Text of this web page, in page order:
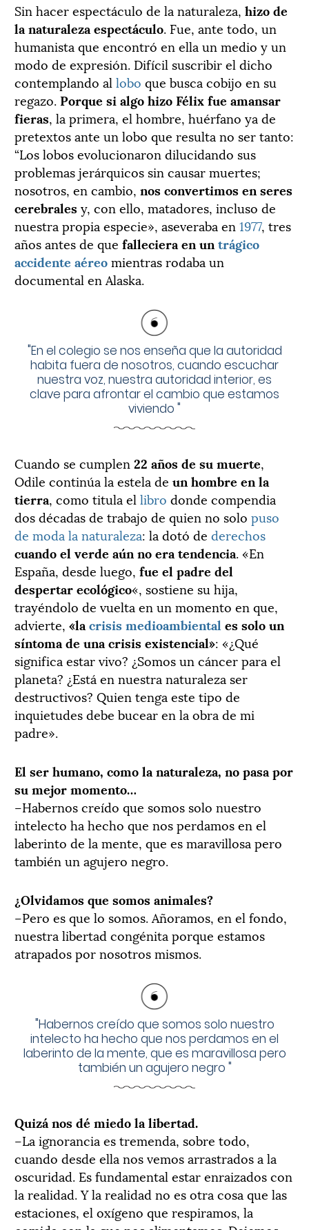
Sin hacer espectáculo de la naturaleza, hizo de
la naturaleza espectáculo. Fue, ante todo, un
humanista que encontró en ella un medio y un
modo de expresión. Difícil suscribir el dicho
contemplando al lobo que busca cobijo en su
regazo.Porque si algo hizo Félix fue amansar
fieras, la primera, el hombre, huérfano ya de
pretextos ante un lobo que resulta no ser tanto:
“Los lobos evolucionaron dilucidando sus
problemas jerárquicos sin causar muertes;
nosotros, en cambio, nos convertimos en seres
cerebralesy, con ello, matadores, incluso de
nuestra propia especie», aseveraba en 1977, tres
años antes de que falleciera en un trágico
accidente aéreomientras rodaba un
documental en Alaska.
"En el colegio se nos enseña que la autoridad
habita fuera de nosotros, cuando escuchar
nuestra voz, nuestra autoridad interior, es
clave para afrontar el cambio que estamos
viviendo "
Cuando se cumplen 22 años de su muerte,
Odile continúa la estela de un hombre en la
tierra, como titula el libro donde compendia
dos décadas de trabajo de quien no solo puso
de moda la naturaleza: la dotó de derechos
cuando el verde aún no era tendencia. «En
España, desde luego, fue el padre del
despertar ecológico«, sostiene su hija,
trayéndolo de vuelta en un momento en que,
advierte, «la crisis medioambiental es solo un
síntoma de una crisis existencial»: «¿Qué
significa estar vivo? ¿Somos un cáncer para el
planeta? ¿Está en nuestra naturaleza ser
destructivos? Quien tenga este tipo de
inquietudes debe bucear en la obra de mi
padre».
El ser humano, como la naturaleza, no pasa por
su mejor momento…
–Habernos creído que somos solo nuestro
intelecto ha hecho que nos perdamos en el
laberinto de la mente, que es maravillosa pero
también un agujero negro.
¿Olvidamos que somos animales?
–Pero es que lo somos. Añoramos, en el fondo,
nuestra libertad congénita porque estamos
atrapados por nosotros mismos.
"Habernos creído que somos solo nuestro
intelecto ha hecho que nos perdamos en el
laberinto de la mente, que es maravillosa pero
también un agujero negro "
Quizá nos dé miedo la libertad.
–La ignorancia es tremenda, sobre todo,
cuando desde ella nos vemos arrastrados a la
oscuridad. Es fundamental estar enraizados con
la realidad. Y la realidad no es otra cosa que las
estaciones, el oxígeno que respiramos, la